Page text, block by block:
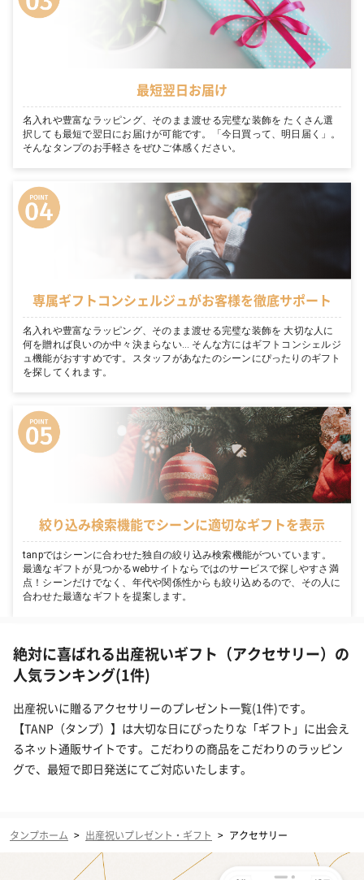
最短翌日お届け
名入れや豊富なラッピング、そのまま渡せる完璧な装飾を たくさん選
択しても最短で翌日にお届けが可能です。「今日買って、明日届く」。
そんなタンプのお手軽さをぜひご体感ください。
専属ギフトコンシェルジュがお客様を徹底サポート
名入れや豊富なラッピング、そのまま渡せる完璧な装飾を 大切な人に
何を贈れば良いのか中々決まらない… そんな方にはギフトコンシェルジ
ュ機能がおすすめです。スタッフがあなたのシーンにぴったりのギフト
を探してくれます。
絞り込み検索機能でシーンに適切なギフトを表示
tanpではシーンに合わせた独自の絞り込み検索機能がついています。
最適なギフトが見つかるwebサイトならではのサービスで探しやすさ満
点！シーンだけでなく、年代や関係性からも絞り込めるので、その人に
合わせた最適なギフトを提案します。
絶対に喜ばれる出産祝いギフト（アクセサリー）の
人気ランキング(1件)
出産祝いに贈るアクセサリーのプレゼント一覧(1件)です。
【TANP（タンプ）】は大切な日にぴったりな「ギフト」に出会え
るネット通販サイトです。こだわりの商品をこだわりのラッピン
グで、最短で即日発送にてご対応いたします。
タンプホーム > 出産祝いプレゼント・ギフト > アクセサリー